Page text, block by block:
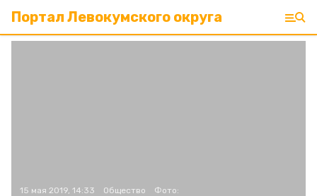
Портал Левокумского округа
15 мая 2019, 14:33 Общество Фото: